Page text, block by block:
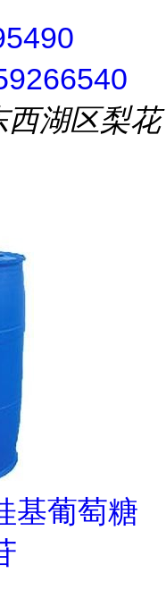
西湖区梨花
基葡萄糖